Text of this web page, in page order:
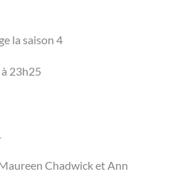
la saison 4
23h25
Chadwick et Ann